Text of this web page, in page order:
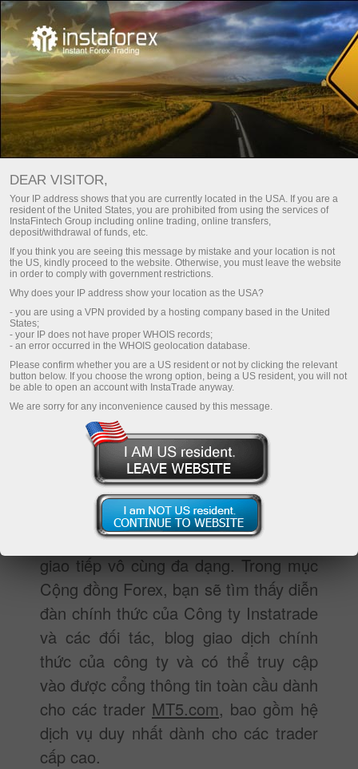
CỘNG ĐỒNG FOREX
Mở tài khoản giao dịch
Mở tài khoản demo
Mục cộng đồng Insta dành cho những
trader muốn liên tục trao đổi và chia sẻ
thông tin cũng như kinh nghiệm với các
trader khác. Instatrade đặc biệt phát
triển cho họ những hướng và nguồn
giao tiếp vô cùng đa dạng. Trong mục
Cộng đồng Forex, bạn sẽ tìm thấy diễn
đàn chính thức của Công ty Instatrade
và các đối tác, blog giao dịch chính
thức của công ty và có thể truy cập
vào được cổng thông tin toàn cầu dành
cho các trader MT5.com, bao gồm hệ
dịch vụ duy nhất dành cho các trader
cấp cao.
DEAR VISITOR,
Your IP address shows that you are currently located in the USA. If you are a
resident of the United States, you are prohibited from using the services of
InstaFintech Group including online trading, online transfers,
deposit/withdrawal of funds, etc.
If you think you are seeing this message by mistake and your location is not
the US, kindly proceed to the website. Otherwise, you must leave the website
in order to comply with government restrictions.
Why does your IP address show your location as the USA?
- you are using a VPN provided by a hosting company based in the United
States;
- your IP does not have proper WHOIS records;
- an error occurred in the WHOIS geolocation database.
Please confirm whether you are a US resident or not by clicking the relevant
button below. If you choose the wrong option, being a US resident, you will not
be able to open an account with InstaTrade anyway.
We are sorry for any inconvenience caused by this message.